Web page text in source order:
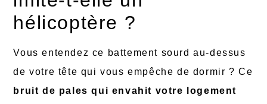
hélicoptère ?
Vous entendez ce battement sourd au-dessus
de votre tête qui vous empêche de dormir ? Ce
bruit de pales qui envahit votre logement